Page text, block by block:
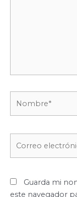
Guarda mi
este navegador